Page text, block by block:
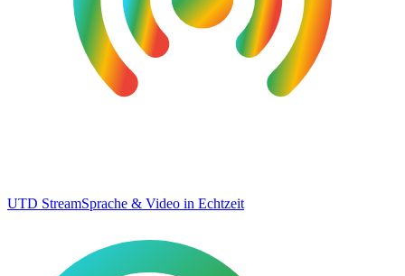
UTD StreamSprache & Video in Echtzeit